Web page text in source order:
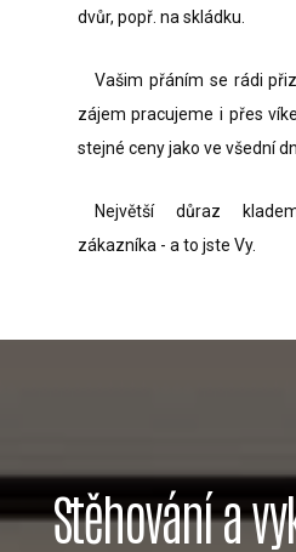
dvůr, popř. na skládku.
Vašim přáním se rádi
zájem pracujeme i přes
stejné ceny jako ve všední
Největší důraz
zákazníka - a to jste Vy.
Stěhování a